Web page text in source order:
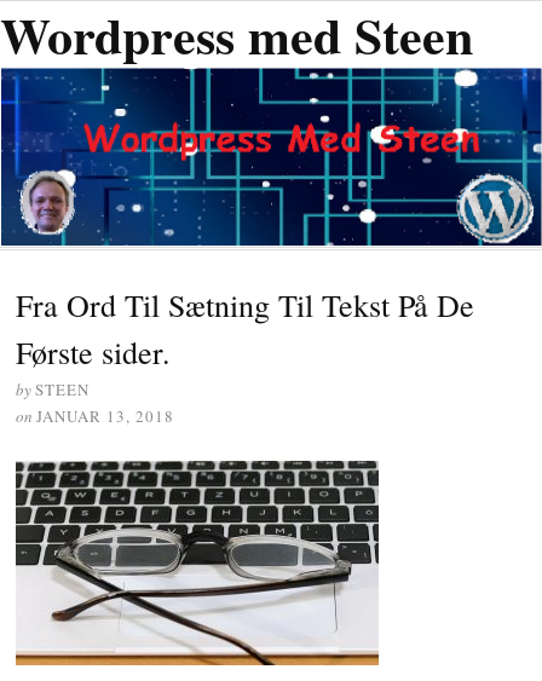
Wordpress med Steen
Fra Ord Til Sætning Til Tekst På De
Første sider.
bySTEEN
on JANUAR 13, 2018